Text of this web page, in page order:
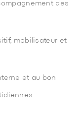
des
mobilisateur et
et au bon